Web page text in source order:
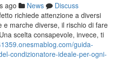
ago News
Discuss
richiede attenzione a diversi
e marche diverse, il rischio di fare
scelta consapevole, invece, ti
guida-
condizionatore-ideale-per-ogni-